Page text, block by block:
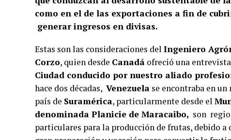
como en el de las exportaciones a fin de
generar ingresos en divisas.
Estas son las consideraciones del Ingeniero
Corzo, quien desde Canadá ofreció una
Ciudad conducido por nuestro aliado
hace dos décadas, Venezuela se encontraba en
país de Suramérica, particularmente desde el
denominada Planicie de Maracaibo, son
particulares para la producción de frutas, debido a